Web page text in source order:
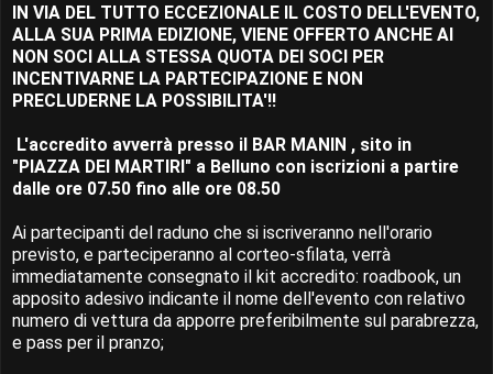
IN VIA DEL TUTTO ECCEZIONALE IL COSTO DELL'EVENTO,
ALLA SUA PRIMA EDIZIONE, VIENE OFFERTO ANCHE AI
NON SOCI ALLA STESSA QUOTA DEI SOCI PER
INCENTIVARNE LA PARTECIPAZIONE E NON
PRECLUDERNE LA POSSIBILITA'!!
L'accredito avverrà presso il BAR MANIN , sito in
"PIAZZA DEI MARTIRI" a Belluno con iscrizioni a partire
dalle ore 07.50 fino alle ore 08.50
Ai partecipanti del raduno che si iscriveranno nell'orario
previsto, e parteciperanno al corteo-sfilata, verrà
immediatamente consegnato il kit accredito: roadbook, un
apposito adesivo indicante il nome dell'evento con relativo
numero di vettura da apporre preferibilmente sul parabrezza,
e pass per il pranzo;